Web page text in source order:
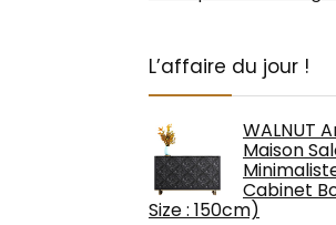
L’affaire du jour !
WALNUT
Maison
Cabinet
Size : 150cm)